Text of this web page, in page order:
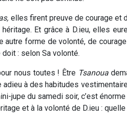
elles firent preuve de courage et
Et grâce à D.ieu, elles
autre forme de volonté, de
: selon Sa volonté.
nous toutes ! Être Tsanoua
adieu à des habitudes
jupe du samedi soir, c’est
et à la volonté de D.ieu :